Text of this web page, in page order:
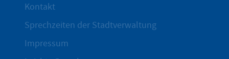
Kontakt
Sprechzeiten der Stadtverwaltung
Impressum